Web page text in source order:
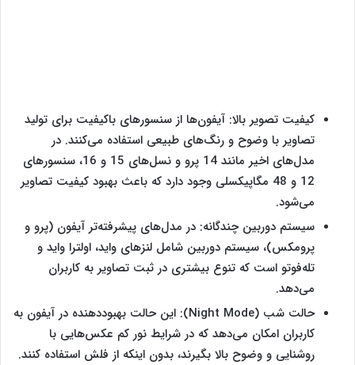
کیفیت تصویر بالا: آیفون‌ها از سنسورهای باکیفیت برای تولید
تصاویر با وضوح و رنگ‌های طبیعی استفاده می‌کنند. در
مدل‌های اخیر مانند 14 پرو و نسل‌‌های 15 و 16، سنسورهای
12 و 48 مگاپیکسلی وجود دارد که باعث بهبود کیفیت تصاویر
می‌شود.
سیستم دوربین چندگانه: در مدل‌های پیشرفته‌تر آیفون (پرو و
پرومکس)، سیستم دوربین شامل لنزهای واید، اولترا واید و
تله‌فوتو است که تنوع بیشتری در ثبت تصاویر به کاربران
می‌دهد.
حالت شب (Night Mode): این حالت بهبوددهنده در آیفون به
کاربران امکان می‌دهد که در شرایط نور کم عکس‌هایی با
روشنایی و وضوح بالا بگیرند، بدون اینکه از فلش استفاده کنند.